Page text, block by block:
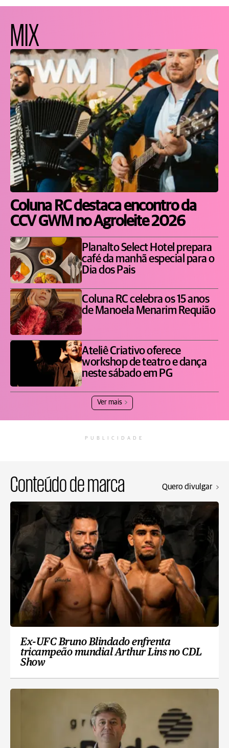
MIX
Coluna RC destaca encontro da
CCV GWM no Agroleite 2026
Planalto Select Hotel prepara
café da manhã especial para o
Dia dos Pais
Coluna RC celebra os 15 anos
de Manoela Menarim Requião
Ateliê Criativo oferece
workshop de teatro e dança
neste sábado em PG
Ver mais
PUBLICIDADE
Conteúdo de marca Quero divulgar
Ex-UFC Bruno Blindado enfrenta
tricampeão mundial Arthur Lins no CDL
Show